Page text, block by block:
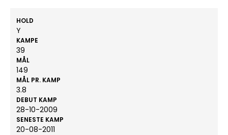
HOLD
Y
KAMPE
39
MÅL
149
MÅL PR. KAMP
3.8
DEBUT KAMP
28-10-2009
SENESTE KAMP
20-08-2011